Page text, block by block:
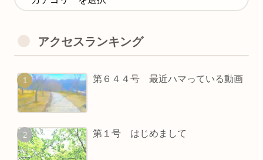
アクセスランキング
第６４４号 最近ハマっている動画
第１号 はじめまして